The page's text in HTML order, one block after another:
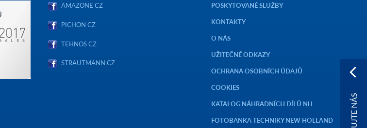
AMAZONE CZ
PICHON CZ
TEHNOS CZ
STRAUTMANN.CZ
POSKYTOVANÉ SLUŽBY
KONTAKTY
O NÁS
UŽITEČNÉ ODKAZY
OCHRANA OSOBNÍCH ÚDAJŮ
COOKIES
KATALOG NÁHRADNÍCH DÍLŮ NH
FOTOBANKA TECHNIKY NEW HOLLAND